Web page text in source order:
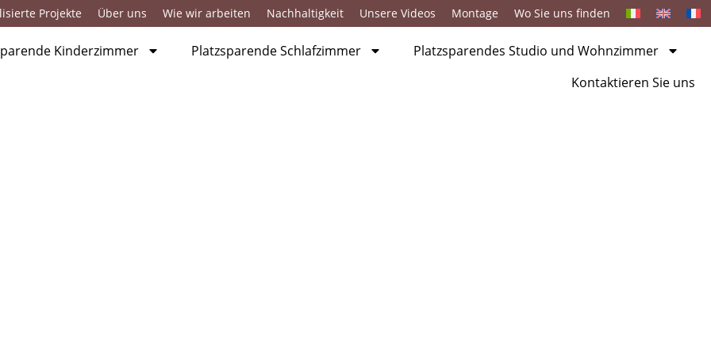
Projekte Über uns Wie wir arbeiten Nachhaltigkeit Unsere Videos Montage Wo Sie uns finden
Kinderzimmer Platzsparende Schlafzimmer
Platzsparendes Studio und Wohnzimmer
Kontaktieren Sie uns